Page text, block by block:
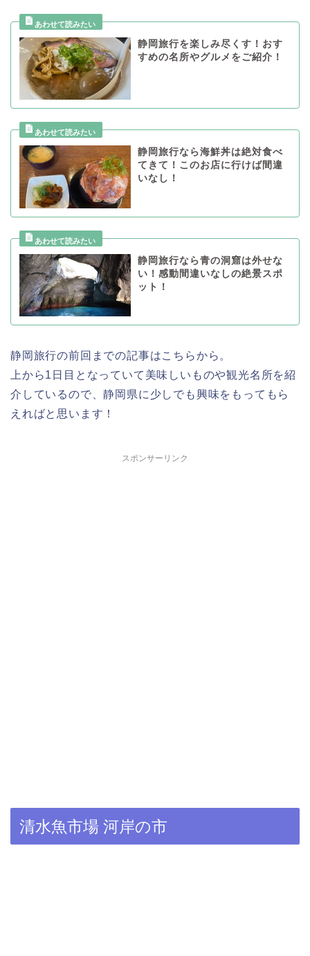
静岡旅行を楽しみ尽くす！おす
すめの名所やグルメをご紹介！
静岡旅行なら海鮮丼は絶対食べ
てきて！このお店に行けば間違
いなし！
静岡旅行なら青の洞窟は外せな
い！感動間違いなしの絶景スポ
ット！
静岡旅行の前回までの記事はこちらから。
上から1日目となっていて美味しいものや観光名所を紹
介しているので、静岡県に少しでも興味をもってもら
えればと思います！
スポンサーリンク
清水魚市場 河岸の市